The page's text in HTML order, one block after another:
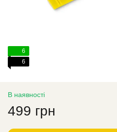
6
6
В наявності
499 грн